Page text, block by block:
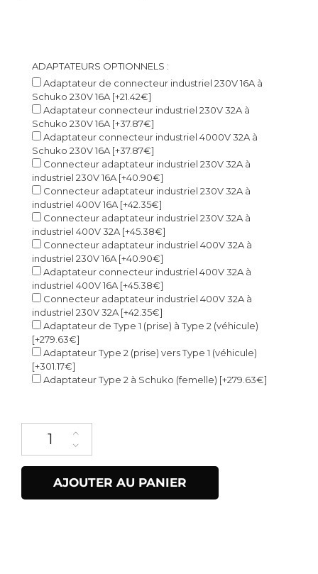
ADAPTATEURS OPTIONNELS :
Adaptateur de connecteur industriel 230V 16A à
Schuko 230V 16A [+21.42€]
Adaptateur connecteur industriel 230V 32A à
Schuko 230V 16A [+37.87€]
Adaptateur connecteur industriel 4000V 32A à
Schuko 230V 16A [+37.87€]
Connecteur adaptateur industriel 230V 32A à
industriel 230V 16A [+40.90€]
Connecteur adaptateur industriel 230V 32A à
industriel 400V 16A [+42.35€]
Connecteur adaptateur industriel 230V 32A à
industriel 400V 32A [+45.38€]
Connecteur adaptateur industriel 400V 32A à
industriel 230V 16A [+40.90€]
Adaptateur connecteur industriel 400V 32A à
industriel 400V 16A [+45.38€]
Connecteur adaptateur industriel 400V 32A à
industriel 230V 32A [+42.35€]
Adaptateur de Type 1 (prise) à Type 2 (véhicule)
[+279.63€]
Adaptateur Type 2 (prise) vers Type 1 (véhicule)
[+301.17€]
Adaptateur Type 2 à Schuko (femelle) [+279.63€]
AJOUTER AU PANIER